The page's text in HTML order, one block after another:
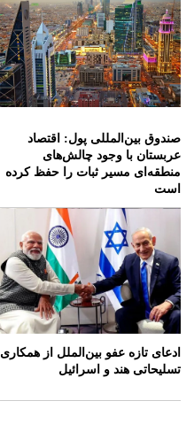
صندوق بین‌المللی پول: اقتصاد
عربستان با وجود چالش‌های
منطقه‌ای مسیر ثبات را حفظ کرده
است
ادعای تازه عفو بین‌الملل از همکاری
تسلیحاتی هند و اسرائیل